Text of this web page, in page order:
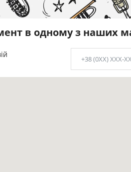
в одному з наших